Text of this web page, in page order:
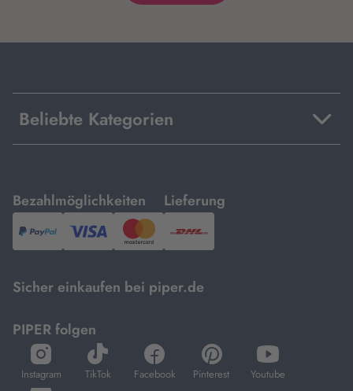
Beliebte Kategorien
Bezahlmöglichkeiten
mit
PayPal,Visa
und
Lieferung
mit
DHL.
Sicher einkaufen bei piper.de
PIPER folgen
Instagram
öffnet
in
TikTok
öffnet
in
Facebook
öffnet
in
Pinterest
öffnet
in
Youtube
öffnet
in